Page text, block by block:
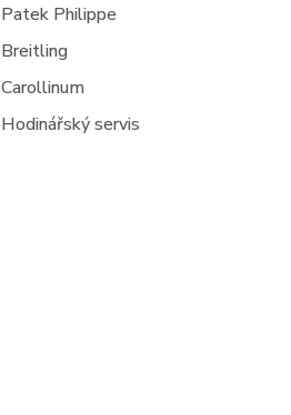
Patek Philippe
Breitling
Carollinum
Hodinářský servis